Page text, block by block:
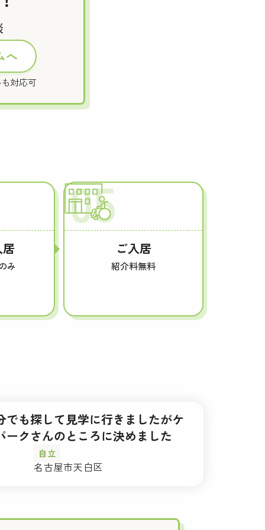
へ
対応可
み
05
ご入居
紹介料無料
でも探して見学に行きましたがケ
ークさんのところに決めました
自立
名古屋市天白区